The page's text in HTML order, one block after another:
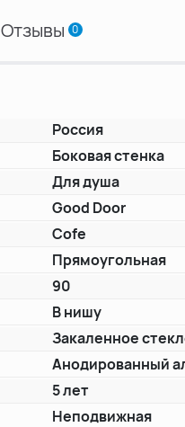
Отзывы 0
Россия
Боковая стенка
Для душа
Good Door
Cofe
Прямоугольная
90
В нишу
Закаленное
Анодированный
5 лет
Неподвижная